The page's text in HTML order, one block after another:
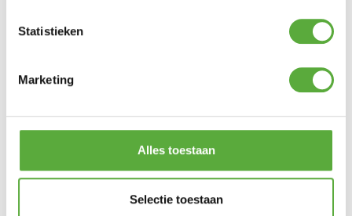
Statistieken
Marketing
Alles toestaan
Selectie toestaan
Montana verstelbare tuinstoel – Antraciet
Valentina verstelbare tuinstoel – polywood arm
€299,00